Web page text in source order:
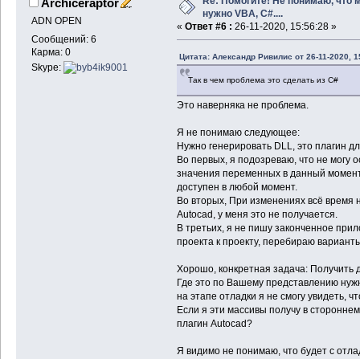
Archiceraptor
ADN OPEN
Сообщений: 6
Карма: 0
Skype:
нужно VBA, C#....
« Ответ #6 : 26-11-2020, 15:56:28 »
Цитата: Александр Ривилис от 26-11-2020,
Так в чем проблема это сделать из C#
Это наверняка не проблема.
Я не понимаю следующее:
Нужно генерировать DLL, это плагин
Во первых, я подозреваю, что не могу
значения переменных в данный
доступен в любой момент.
Во вторых, При изменениях всё время
Autocad, у меня это не получается.
В третьих, я не пишу законченное
проекта к проекту, перебираю
Хорошо, конкретная задача: Получить
Где это по Вашему представлению
на этапе отладки я не смогу увидеть,
Если я эти массивы получу в
плагин Autocad?
Я видимо не понимаю, что будет с